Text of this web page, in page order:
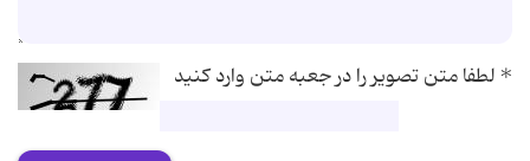
*لطفا متن تصویر را در جعبه متن وارد کنید